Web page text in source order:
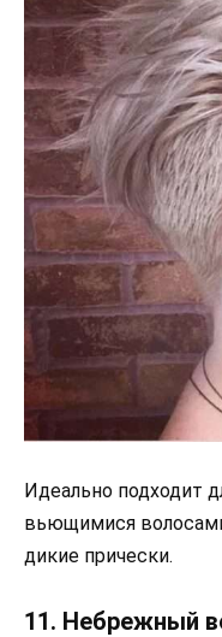
Идеально подходит
вьющимися
дикие прически.
11. Небрежный